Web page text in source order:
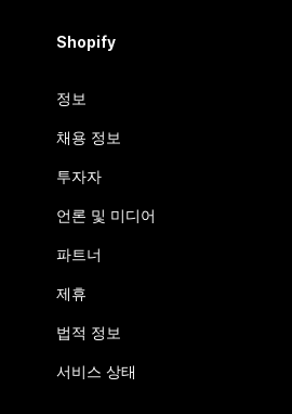
Shopify
정보
채용 정보
투자자
언론 및 미디어
파트너
제휴
법적 정보
서비스 상태